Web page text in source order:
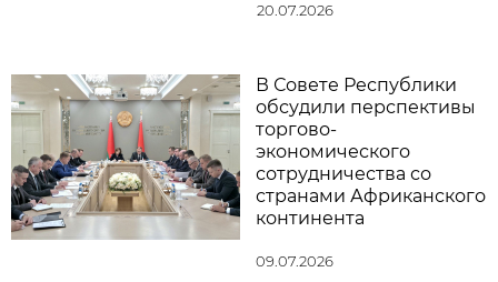
20.07.2026
В Совете Республики
обсудили перспективы
торгово-
экономического
сотрудничества со
странами Африканского
континента
09.07.2026